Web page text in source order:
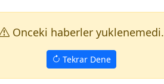
Onceki haberler yuklenemedi.
Tekrar Dene